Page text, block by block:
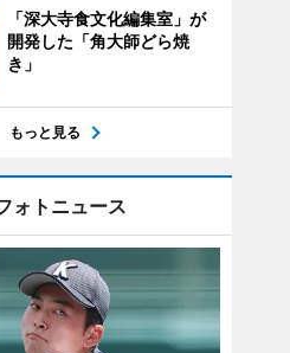
「深大寺食文化編集室」が
開発した「角大師どら焼
き」
もっと見る
ォトニュース